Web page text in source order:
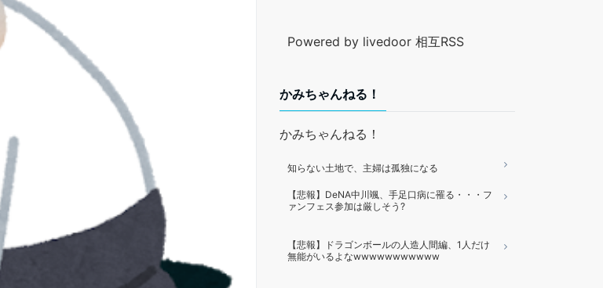
Powered by livedoor 相互RSS
かみちゃんねる！
かみちゃんねる！
知らない土地で、主婦は孤独になる
【悲報】DeNA中川颯、手足口病に罹る・・・フ
ァンフェス参加は厳しそう?
【悲報】ドラゴンボールの人造人間編、1人だけ
無能がいるよなwwwwwwwwwww